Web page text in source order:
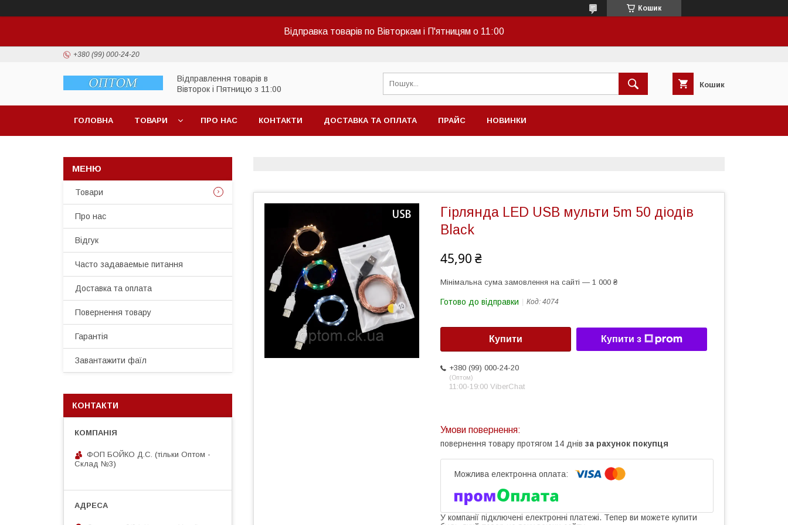
Кошик
Відправка товарів по Вівторкам і П'ятницям о 11:00
+380 (99) 000-24-20
Відправлення товарів в
Вівторок і Пятницю з 11:00
Кошик
ГОЛОВНА ТОВАРИ ПРО НАС КОНТАКТИ ДОСТАВКА ТА ОПЛАТА ПРАЙС НОВИНКИ
Гірлянда LED USB мульти 5m 50 діодів
Black
45,90 ₴
Мінімальна сума замовлення на сайті — 1 000 ₴
Готово до відправки Код: 4074
Купити Купити з
+380 (99) 000-24-20
Оптом
11:00-19:00 ViberChat
повернення товару протягом 14 днів за рахунок покупця
У компанії підключені електронні платежі. Тепер ви можете купити
Товари
Про нас
Відгук
Часто задаваемые питання
Доставка та оплата
Повернення товару
Гарантія
Завантажити фаїл
КОНТАКТИ
ФОП БОЙКО Д.С. (тільки Оптом -
Склад №3)